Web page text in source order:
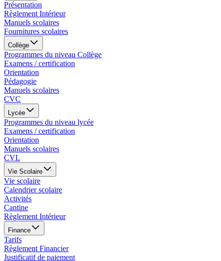
Présentation
Règlement Intérieur
Manuels scolaires
Fournitures scolaires
Collège
Programmes du niveau Collège
Examens / certification
Orientation
Pédagogie
Manuels scolaires
CVC
Lycée
Programmes du niveau lycée
Examens / certification
Orientation
Manuels scolaires
CVL
Vie Scolaire
Vie scolaire
Calendrier scolaire
Activités
Cantine
Règlement Intérieur
Finance
Tarifs
Règlement Financier
Justificatif de paiement